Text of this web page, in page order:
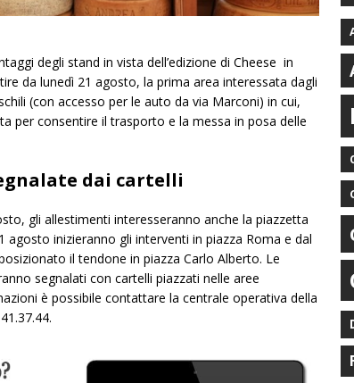
degli stand in vista dell’edizione di Cheese in
da lunedì 21 agosto, la prima area interessata dagli
(con accesso per le auto da via Marconi) in cui,
per consentire il trasporto e la messa in posa delle
dai cartelli
gli allestimenti interesseranno anche la piazzetta
agosto inizieranno gli interventi in piazza Roma e dal
il tendone in piazza Carlo Alberto. Le
segnalati con cartelli piazzati nelle aree
è possibile contattare la centrale operativa della